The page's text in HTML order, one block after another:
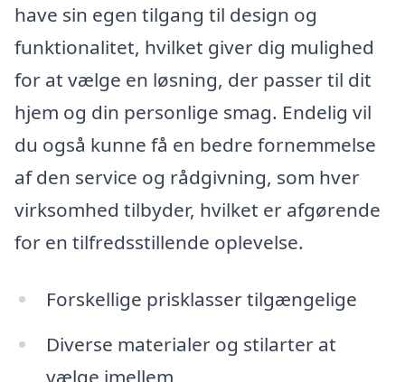
have sin egen tilgang til design og
funktionalitet, hvilket giver dig mulighed
for at vælge en løsning, der passer til dit
hjem og din personlige smag. Endelig vil
du også kunne få en bedre fornemmelse
af den service og rådgivning, som hver
virksomhed tilbyder, hvilket er afgørende
for en tilfredsstillende oplevelse.
Forskellige prisklasser tilgængelige
Diverse materialer og stilarter at
vælge imellem